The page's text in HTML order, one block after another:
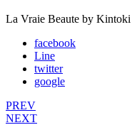
La Vraie Beaute by Kintoki
facebook
Line
twitter
google
PREV
NEXT